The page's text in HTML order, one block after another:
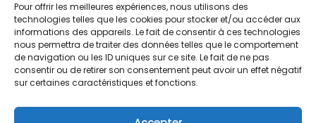
Pour offrir les meilleures expériences, nous utilisons des
technologies telles que les cookies pour stocker et/ou accéder aux
informations des appareils. Le fait de consentir à ces technologies
nous permettra de traiter des données telles que le comportement
de navigation ou les ID uniques sur ce site. Le fait de ne pas
consentir ou de retirer son consentement peut avoir un effet négatif
sur certaines caractéristiques et fonctions.